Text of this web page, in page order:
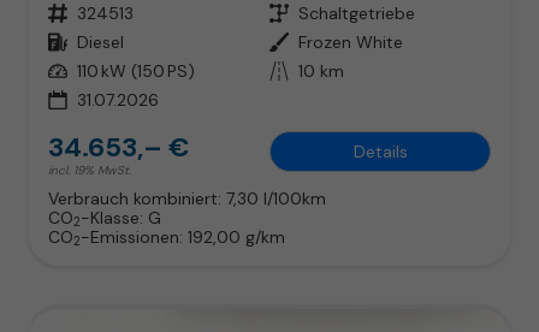
Fahrzeugnr. 324513 Getriebe Schaltgetriebe
Kraftstoff Diesel Außenfarbe Frozen White
Leistung 110 kW (150 PS) Kilometerstand 10 km
31.07.2026
34.653,– €
incl. 19% MwSt.
Details
Verbrauch kombiniert: 7,30 l/100km
CO2-Klasse: G
CO2-Emissionen: 192,00 g/km